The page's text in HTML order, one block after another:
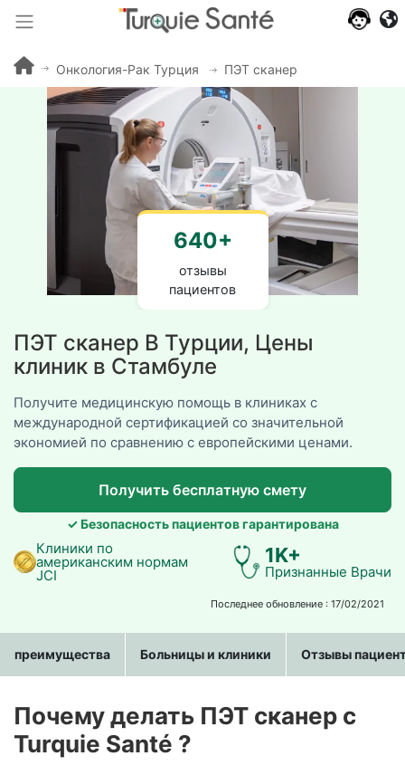
Онкология-Рак Турция ПЭТ сканер
ПЭТ сканер В Турции, Цены
клиник в Стамбуле
Получите медицинскую помощь в клиниках с
международной сертификацией со значительной
экономией по сравнению с европейскими ценами.
Получить бесплатную смету
✓ Безопасность пациентов гарантирована
Клиники по
американским нормам
JCI
1K+
Признанные Врачи
640+
отзывы
пациентов
Последнее обновление : 17/02/2021
преимущества Больницы и клиники Отзывы
Почему делать ПЭТ сканер c
Turquie Santé ?